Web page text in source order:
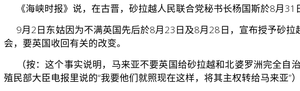
《海峡时报》说，在古晋，砂拉越人民联合党秘书长杨国斯於8月31
9月2日东姑因为不满英国先后於8月23日及8月28日，宣布授予砂拉
会，要英国收回有关的改变。
（按：这个事实说明，马来亚不要英国给砂拉越和北婆罗洲完全自
殖民部大臣电报里说的“我要他们就照现在这样，将其主权转给马来亚”）